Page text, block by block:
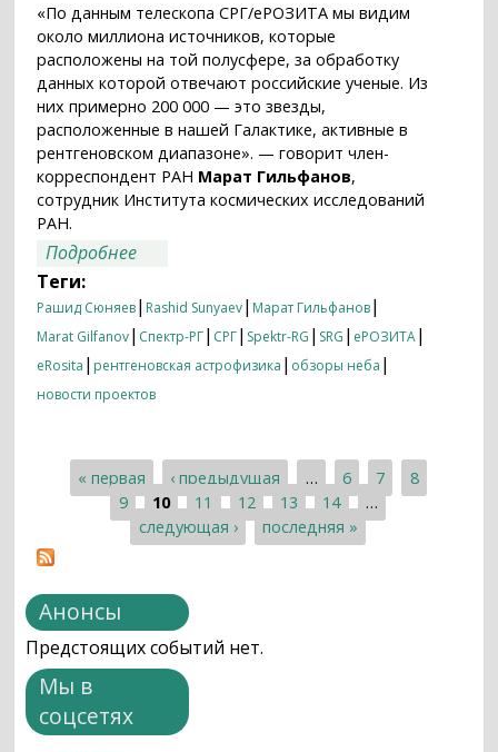
«По данным телескопа СРГ/еРОЗИТА мы видим
около миллиона источников, которые
расположены на той полусфере, за обработку
данных которой отвечают российские ученые. Из
них примерно 200 000 — это звезды,
расположенные в нашей Галактике, активные в
рентгеновском диапазоне». — говорит член-
корреспондент РАН Марат Гильфанов,
сотрудник Института космических исследований
РАН.
Подробнее
неба по данным СРГ/еРОЗИТА
Теги:
Рашид Сюняев| Rashid Sunyaev| Марат Гильфанов|
Marat Gilfanov| Спектр-РГ| СРГ| Spektr-RG | SRG | еРОЗИТА|
eRosita | рентгеновская астрофизика | обзоры неба |
новости проектов
Страницы
« первая ‹ предыдущая … 6 7
8
9
10 11 12 13 14
…
следующая ›
последняя »
Анонсы
Предстоящих событий нет.
Мы в
соцсетях